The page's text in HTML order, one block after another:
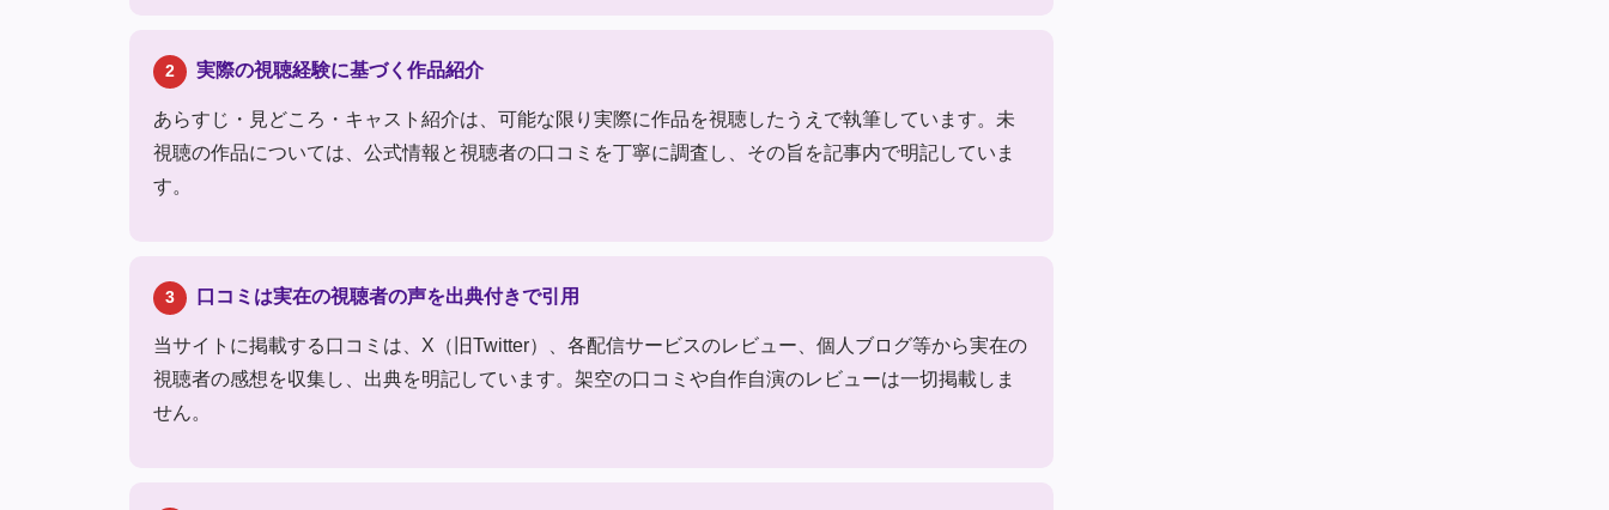
2 実際の視聴経験に基づく作品紹介
あらすじ・見どころ・キャスト紹介は、可能な限り実際に作品を視聴したうえで執筆しています。未
視聴の作品については、公式情報と視聴者の口コミを丁寧に調査し、その旨を記事内で明記していま
す。
3 口コミは実在の視聴者の声を出典付きで引用
当サイトに掲載する口コミは、X（旧Twitter）、各配信サービスのレビュー、個人ブログ等から実在の
視聴者の感想を収集し、出典を明記しています。架空の口コミや自作自演のレビューは一切掲載しま
せん。